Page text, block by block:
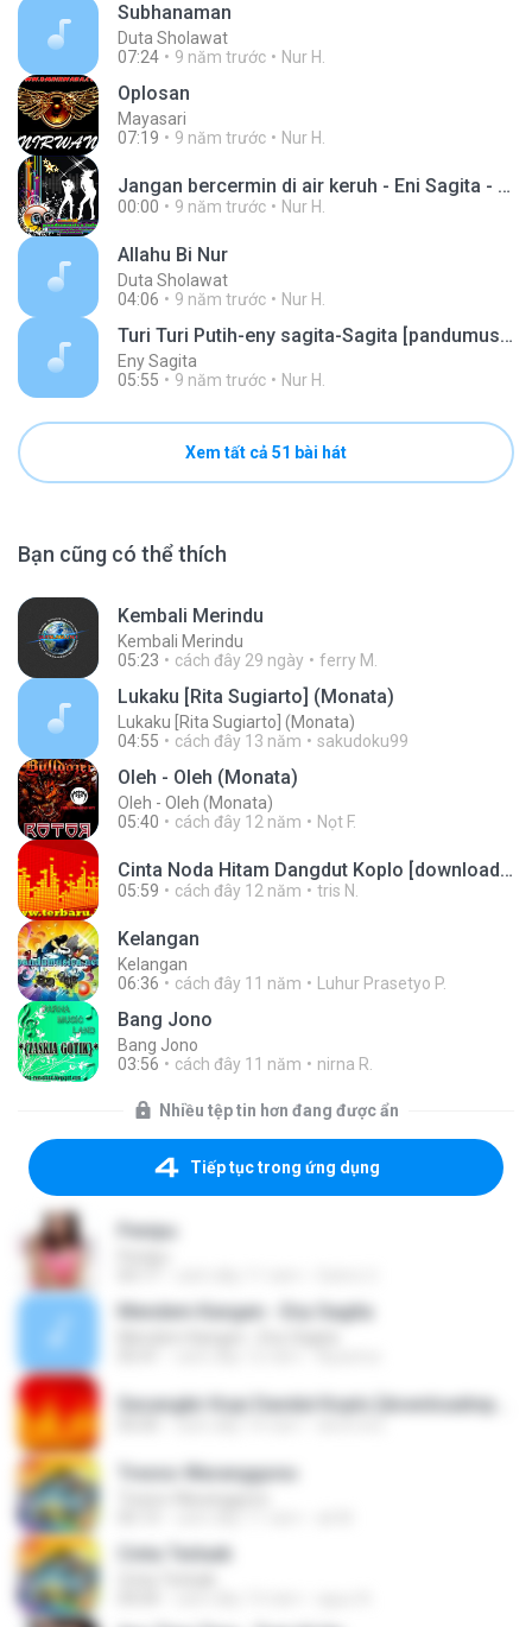
Subhanaman
Duta Sholawat
07:24
9 năm trước Nur H.
Oplosan
Mayasari
07:19
9 năm trước Nur H.
Jangan bercermin di air keruh - Eni Sagita - pandumusica.info.mp3
00:00 9 năm trước Nur H.
Allahu Bi Nur
Duta Sholawat
04:06
9 năm trước Nur H.
Turi Turi Putih-eny sagita-Sagita [pandumusica.info].mp3
Eny Sagita
05:55
9 năm trước Nur H.
Xem tất cả 51 bài hát
Bạn cũng có thể thích
Kembali Merindu
Kembali Merindu
05:23
cách đây 29 ngày ferry M.
Lukaku [Rita Sugiarto] (Monata)
Lukaku [Rita Sugiarto] (Monata)
04:55
cách đây 13 năm sakudoku99
Oleh - Oleh (Monata)
Oleh - Oleh (Monata)
05:40
cách đây 12 năm Nọt F.
Cinta Noda Hitam Dangdut Koplo [downloadmp3.terbaru.in] Anjar Agustin Monata.mp3
05:59 cách đây 12 năm tris N.
Kelangan
Kelangan
06:36
cách đây 11 năm Luhur Prasetyo P.
Bang Jono
Bang Jono
03:56
cách đây 11 năm nirna R.
Nhiều tệp tin hơn đang được ẩn
Tiếp tục trong ứng dụng
Penipu
Mendem Kangen - Eny Sagita
Tresno Waranggono
Cinta Terbaik